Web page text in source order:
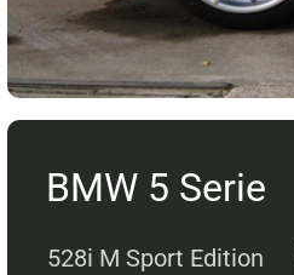
BMW 5 Serie
528i M Sport Edition